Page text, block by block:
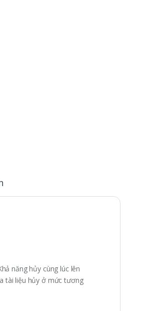
năng hủy cùng lúc lên
tài liệu hủy ở mức tương